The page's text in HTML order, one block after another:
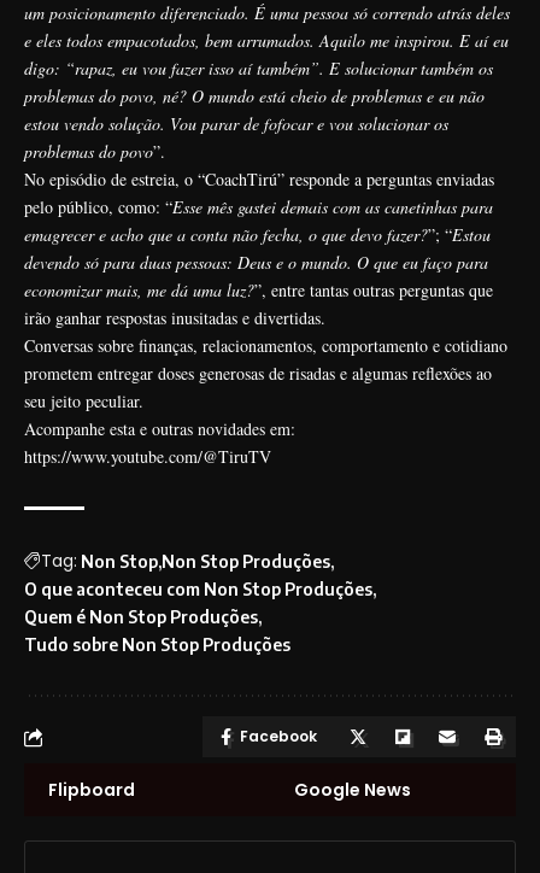
um posicionamento diferenciado. É uma pessoa só correndo atrás deles
e eles todos empacotados, bem arrumados. Aquilo me inspirou. E aí eu
digo: “rapaz, eu vou fazer isso aí também”. E solucionar também os
problemas do povo, né? O mundo está cheio de problemas e eu não
estou vendo solução. Vou parar de fofocar e vou solucionar os
problemas do povo”.
No episódio de estreia, o “CoachTirú” responde a perguntas enviadas
pelo público, como: “Esse mês gastei demais com as canetinhas para
emagrecer e acho que a conta não fecha, o que devo fazer?”; “Estou
devendo só para duas pessoas: Deus e o mundo. O que eu faço para
economizar mais, me dá uma luz?”, entre tantas outras perguntas que
irão ganhar respostas inusitadas e divertidas.
Conversas sobre finanças, relacionamentos, comportamento e cotidiano
prometem entregar doses generosas de risadas e algumas reflexões ao
seu jeito peculiar.
Acompanhe esta e outras novidades em:
https://www.youtube.com/@TiruTV
Tag: Non Stop Non Stop Produções
O que aconteceu com Non Stop Produções
Quem é Non Stop Produções
Tudo sobre Non Stop Produções
Facebook
Flipboard Google News